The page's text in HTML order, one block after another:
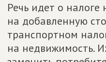
Речь идет о налоге
на добавленную
транспортном
на недвижимость.